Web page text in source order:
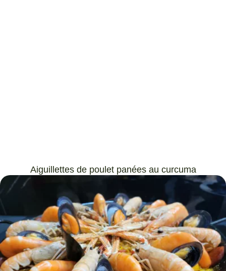
Aiguillettes de poulet panées au curcuma